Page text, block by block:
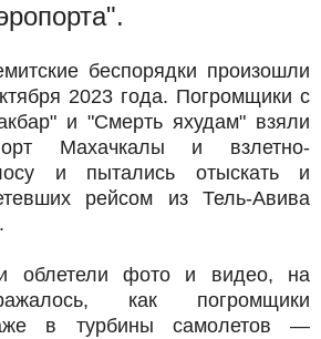
беспорядки произошли
2023 года. Погромщики с
и "Смерть яхудам" взяли
Махачкалы и взлетно-
и пытались отыскать и
рейсом из Тель-Авива
облетели фото и видео, на
как погромщики
в турбины самолетов —